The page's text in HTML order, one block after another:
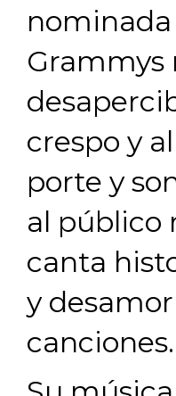
Grammys
crespo y
porte y
al público
canta
y
canciones.